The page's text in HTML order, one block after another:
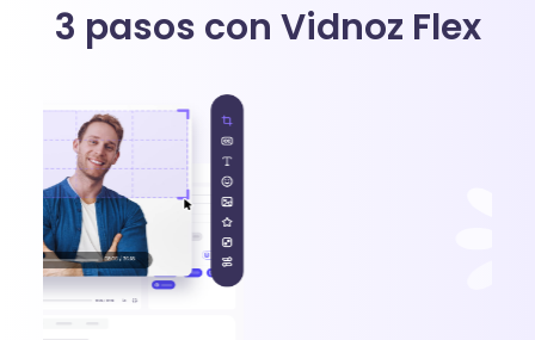
3 pasos con Vidnoz Flex